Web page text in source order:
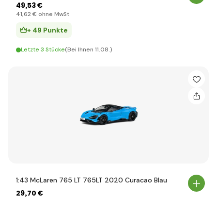
49,53 €
41,62 € ohne MwSt
+ 49 Punkte
Letzte 3 Stücke(Bei Ihnen 11.08.)
1:43 McLaren 765 LT 765LT 2020 Curacao Blau
29,70 €